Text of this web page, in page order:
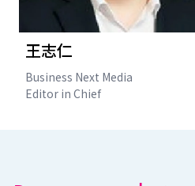
王志仁
Business Next Media
Editor in Chief